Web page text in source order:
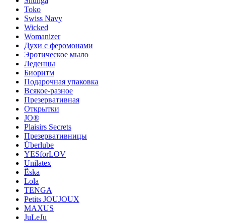
Toko
Swiss Navy
Wicked
Womanizer
Духи с феромонами
Эротическое мыло
Леденцы
Биоритм
Подарочная упаковка
Всякое-разное
Презервативная
Открытки
JO®
Plaisirs Secrets
Презервативницы
Überlube
YESforLOV
Unilatex
Ёska
Lola
TENGA
Petits JOUJOUX
MAXUS
JuLeJu